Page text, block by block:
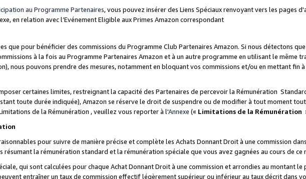
au Programme Partenaires, vous pouvez insérer des Liens Spéciaux renvoyant vers les pages
en relation avec l’Evénement Eligible aux Primes Amazon correspondant
que pour bénéficier des commissions du Programme Club Partenaires Amazon. Si nous détectons
à la fois au Programme Partenaires Amazon et à un autre programme en utilisant le même
nous pouvons prendre des mesures, notamment en bloquant vos commissions et/ou en mettant fin
certaines limites, restreignant la capacité des Partenaires de percevoir la Rémunération
toute durée indiquée), Amazon se réserve le droit de suspendre ou de modifier à tout moment
de la Rémunération , veuillez vous reporter à l'Annexe (« Limitations de la Rémunération
pour suivre de manière précise et complète les Achats Donnant Droit à une commission
la rémunération standard et la rémunération spéciale que vous avez gagnées au cours de ce
qui sont calculées pour chaque Achat Donnant Droit à une commission et arrondies au montant le
entraîner un taux de commission effectif légèrement supérieur ou inférieur au taux décrit dans